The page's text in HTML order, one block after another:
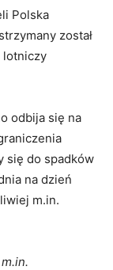
Polska
został
lotniczy
odbija się na
się do spadków
na dzień
m.in.